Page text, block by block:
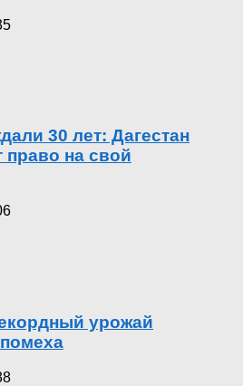
30 лет: Дагестан
право на свой
урожай